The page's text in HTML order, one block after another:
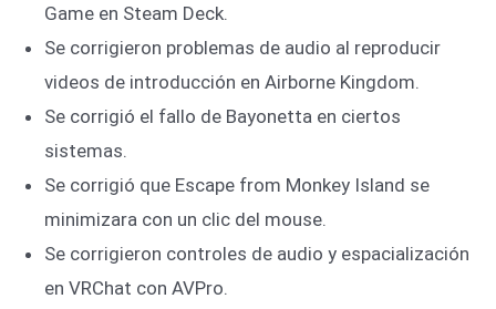
Game en Steam Deck.
Se corrigieron problemas de audio al reproducir
videos de introducción en Airborne Kingdom.
Se corrigió el fallo de Bayonetta en ciertos
sistemas.
Se corrigió que Escape from Monkey Island se
minimizara con un clic del mouse.
Se corrigieron controles de audio y espacialización
en VRChat con AVPro.